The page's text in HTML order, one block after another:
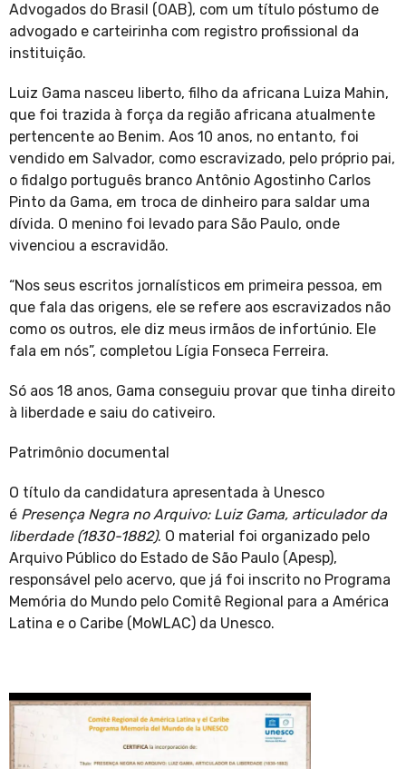
Advogados do Brasil (OAB), com um título póstumo de
advogado e carteirinha com registro profissional da
instituição.
Luiz Gama nasceu liberto, filho da africana Luiza Mahin,
que foi trazida à força da região africana atualmente
pertencente ao Benim. Aos 10 anos, no entanto, foi
vendido em Salvador, como escravizado, pelo próprio pai,
o fidalgo português branco Antônio Agostinho Carlos
Pinto da Gama, em troca de dinheiro para saldar uma
dívida. O menino foi levado para São Paulo, onde
vivenciou a escravidão.
“Nos seus escritos jornalísticos em primeira pessoa, em
que fala das origens, ele se refere aos escravizados não
como os outros, ele diz meus irmãos de infortúnio. Ele
fala em nós”, completou Lígia Fonseca Ferreira.
Só aos 18 anos, Gama conseguiu provar que tinha direito
à liberdade e saiu do cativeiro.
Patrimônio documental
O título da candidatura apresentada à Unesco
é Presença Negra no Arquivo: Luiz Gama, articulador da
liberdade (1830-1882). O material foi organizado pelo
Arquivo Público do Estado de São Paulo (Apesp),
responsável pelo acervo, que já foi inscrito no Programa
Memória do Mundo pelo Comitê Regional para a América
Latina e o Caribe (MoWLAC) da Unesco.